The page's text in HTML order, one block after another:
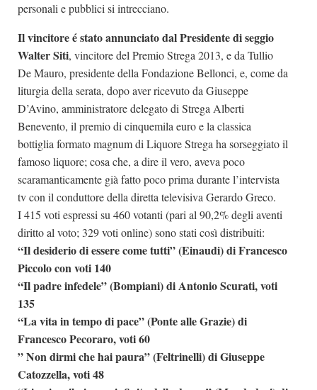
personali e pubblici si intrecciano.
Il vincitore é stato annunciato dal Presidente di seggio
Walter Siti, vincitore del Premio Strega 2013, e da Tullio
De Mauro, presidente della Fondazione Bellonci, e, come da
liturgia della serata, dopo aver ricevuto da Giuseppe
D’Avino, amministratore delegato di Strega Alberti
Benevento, il premio di cinquemila euro e la classica
bottiglia formato magnum di Liquore Strega ha sorseggiato il
famoso liquore; cosa che, a dire il vero, aveva poco
scaramanticamente già fatto poco prima durante l’intervista
tv con il conduttore della diretta televisiva Gerardo Greco.
I 415 voti espressi su 460 votanti (pari al 90,2% degli aventi
diritto al voto; 329 voti online) sono stati così distribuiti:
“Il desiderio di essere come tutti” (Einaudi) di Francesco
Piccolo con voti 140
“Il padre infedele” (Bompiani) di Antonio Scurati, voti
135
“La vita in tempo di pace” (Ponte alle Grazie) di
Francesco Pecoraro, voti 60
” Non dirmi che hai paura” (Feltrinelli) di Giuseppe
Catozzella, voti 48